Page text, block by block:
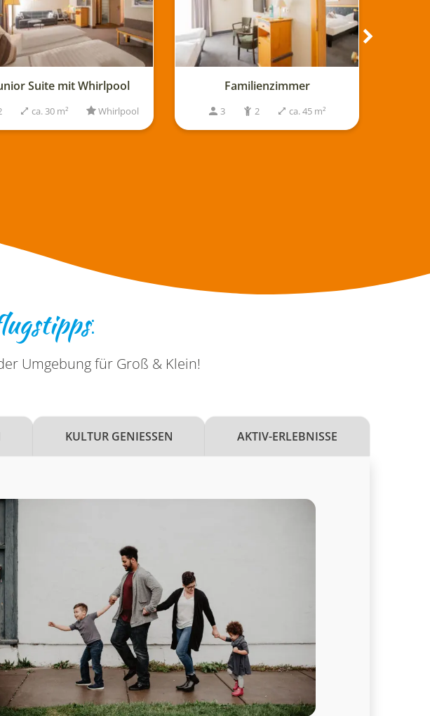
Familienzimmer
3 2 ca. 45 m²
Suite Deluxe
2 ca. 130 m²
:
Umgebung für Groß & Klein!
KULTUR GENIESSEN AKTIV-ERLEBNISSE